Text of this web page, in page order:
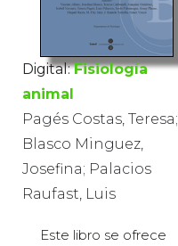
Digital: Fisiología
animal
Pagés Costas, Teresa;
Blasco Minguez,
Josefina; Palacios
Raufast, Luis
Este libro se ofrece